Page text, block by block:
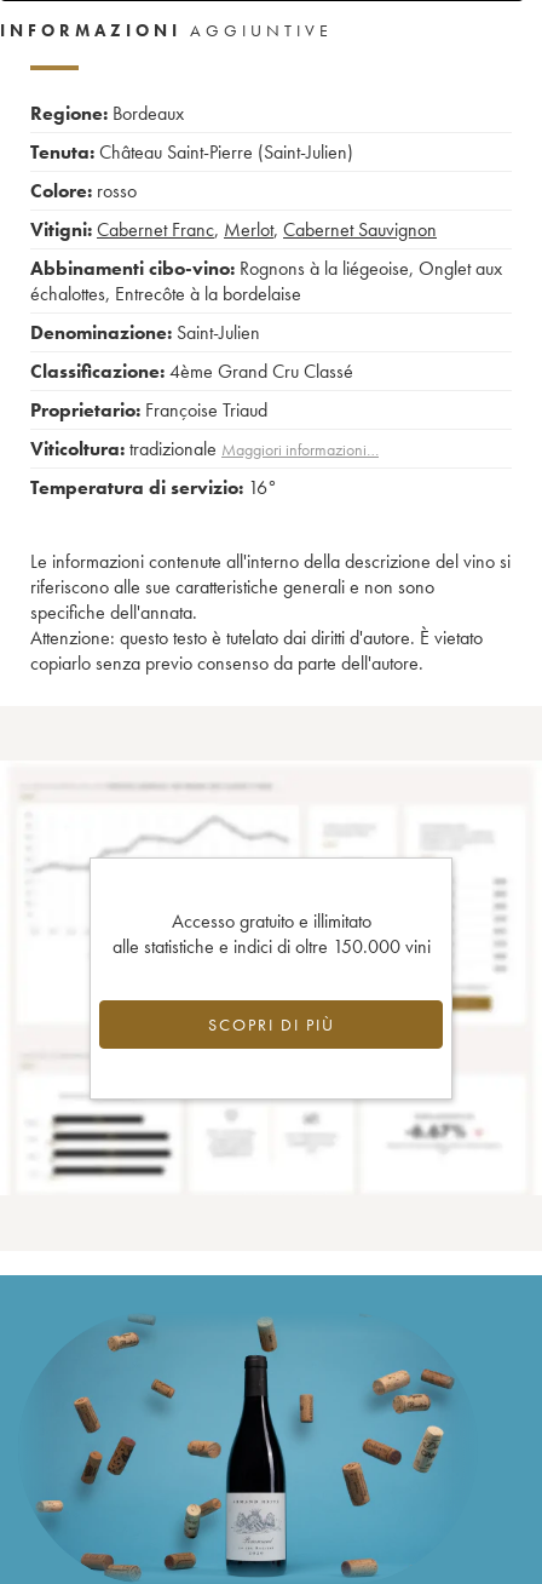
INFORMAZIONI AGGIUNTIVE
Regione: Bordeaux
Tenuta:Château Saint-Pierre (Saint-Julien)
Colore: rosso
Vitigni:Cabernet Franc, Merlot, Cabernet Sauvignon
Abbinamenti cibo-vino: Rognons à la liégeoise, Onglet aux
échalottes, Entrecôte à la bordelaise
Denominazione: Saint-Julien
Classificazione:4ème Grand Cru Classé
Proprietario: Françoise Triaud
Viticoltura:tradizionale Maggiori informazioni…
Temperatura di servizio: 16°
Le informazioni contenute all'interno della descrizione del vino si
riferiscono alle sue caratteristiche generali e non sono
specifiche dell'annata.
Attenzione: questo testo è tutelato dai diritti d'autore. È vietato
copiarlo senza previo consenso da parte dell'autore.
Accesso gratuito e illimitato
alle statistiche e indici di oltre 150.000 vini
SCOPRI DI PIÙ